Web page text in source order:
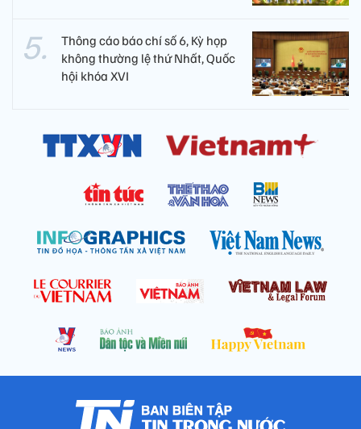
Thông cáo báo chí số 6, Kỳ họp
không thường lệ thứ Nhất, Quốc
hội khóa XVI